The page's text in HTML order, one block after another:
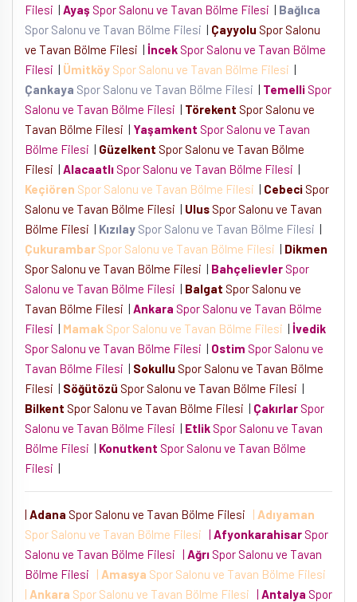
Filesi | Ayaş Spor Salonu ve Tavan Bölme Filesi | Bağlıca
Spor Salonu ve Tavan Bölme Filesi | Çayyolu Spor Salonu
ve Tavan Bölme Filesi | İncek Spor Salonu ve Tavan Bölme
Filesi | Ümitköy Spor Salonu ve Tavan Bölme Filesi |
Çankaya Spor Salonu ve Tavan Bölme Filesi | Temelli Spor
Salonu ve Tavan Bölme Filesi | Törekent Spor Salonu ve
Tavan Bölme Filesi | Yaşamkent Spor Salonu ve Tavan
Bölme Filesi | Güzelkent Spor Salonu ve Tavan Bölme
Filesi | Alacaatlı Spor Salonu ve Tavan Bölme Filesi |
Keçiören Spor Salonu ve Tavan Bölme Filesi | Cebeci Spor
Salonu ve Tavan Bölme Filesi | Ulus Spor Salonu ve Tavan
Bölme Filesi | Kızılay Spor Salonu ve Tavan Bölme Filesi |
Çukurambar Spor Salonu ve Tavan Bölme Filesi | Dikmen
Spor Salonu ve Tavan Bölme Filesi | Bahçelievler Spor
Salonu ve Tavan Bölme Filesi | Balgat Spor Salonu ve
Tavan Bölme Filesi | Ankara Spor Salonu ve Tavan Bölme
Filesi | Mamak Spor Salonu ve Tavan Bölme Filesi | İvedik
Spor Salonu ve Tavan Bölme Filesi | Ostim Spor Salonu ve
Tavan Bölme Filesi | Sokullu Spor Salonu ve Tavan Bölme
Filesi | Söğütözü Spor Salonu ve Tavan Bölme Filesi |
Bilkent Spor Salonu ve Tavan Bölme Filesi | Çakırlar Spor
Salonu ve Tavan Bölme Filesi | Etlik Spor Salonu ve Tavan
Bölme Filesi | Konutkent Spor Salonu ve Tavan Bölme
Filesi |
| Adana Spor Salonu ve Tavan Bölme Filesi | Adıyaman
Spor Salonu ve Tavan Bölme Filesi | Afyonkarahisar Spor
Salonu ve Tavan Bölme Filesi | Ağrı Spor Salonu ve Tavan
Bölme Filesi
| Amasya Spor Salonu ve Tavan Bölme Filesi
| Ankara Spor Salonu ve Tavan Bölme Filesi | Antalya Spor